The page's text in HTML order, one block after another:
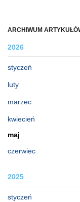
ARCHIWUM
2026
styczeń
luty
marzec
kwiecień
maj
czerwiec
2025
styczeń